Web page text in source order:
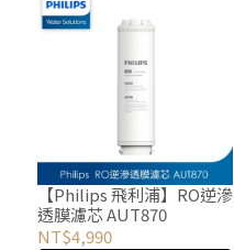
【Philips 飛利浦】RO逆滲
透膜濾芯 AUT870
NT$4,990